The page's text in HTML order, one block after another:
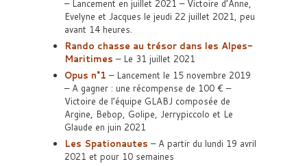
– Lancement en juillet 2021 – Victoire d’Anne,
Evelyne et Jacques le jeudi 22 juillet 2021, peu
avant 14 heures.
Rando chasse au trésor dans les Alpes-
Maritimes – Le 31 juillet 2021
Opus n°1 – Lancement le 15 novembre 2019
– A gagner : une récompense de 100 € –
Victoire de l’équipe GLABJ composée de
Argine, Bebop, Golipe, Jerrypiccolo et Le
Glaude en juin 2021
Les Spationautes – A partir du lundi 19 avril
2021 et pour 10 semaines